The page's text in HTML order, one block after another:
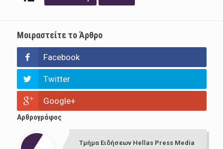
Μοιραστείτε το Άρθρο
Facebook
Twitter
Google+
Αρθρογράφος
Τμήμα Ειδήσεων Hellas Press Media